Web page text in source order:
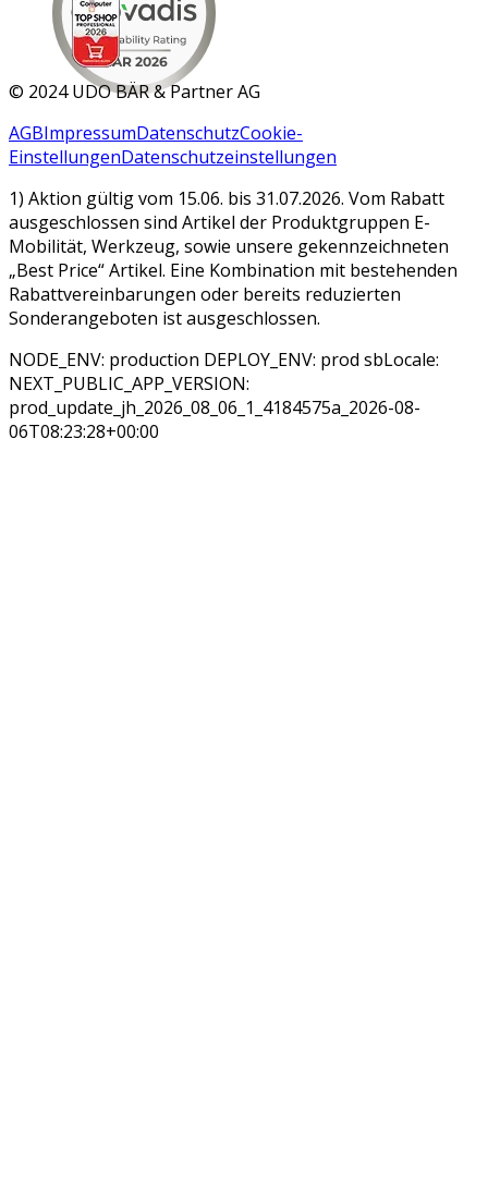
MAR 2026
© 2024 UDO BÄR & Partner AG
AGBImpressumDatenschutzCookie-
EinstellungenDatenschutzeinstellungen
1) Aktion gültig vom 15.06. bis 31.07.2026. Vom Rabatt
ausgeschlossen sind Artikel der Produktgruppen E-
Mobilität, Werkzeug, sowie unsere gekennzeichneten
„Best Price“ Artikel. Eine Kombination mit bestehenden
Rabattvereinbarungen oder bereits reduzierten
Sonderangeboten ist ausgeschlossen.
NODE_ENV: production DEPLOY_ENV: prod sbLocale:
NEXT_PUBLIC_APP_VERSION:
prod_update_jh_2026_08_06_1_4184575a_2026-08-
06T08:23:28+00:00